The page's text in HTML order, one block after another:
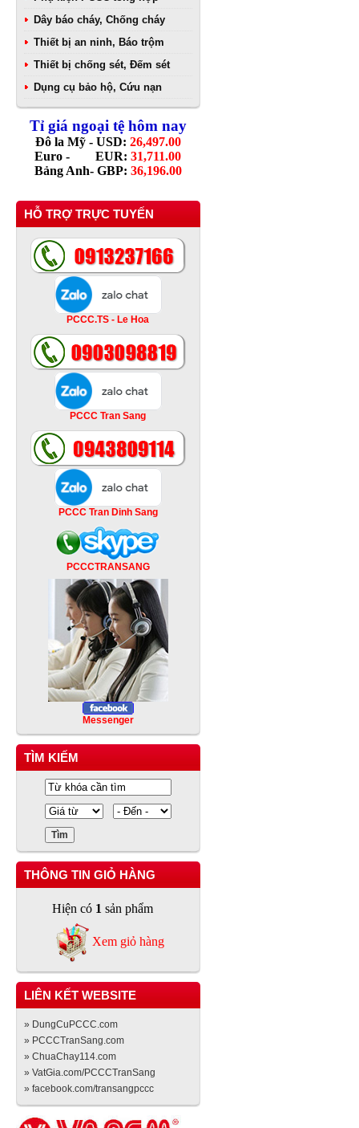
Dây báo cháy, Chống cháy
Thiết bị an ninh, Báo trộm
Thiết bị chống sét, Đếm sét
Dụng cụ bảo hộ, Cứu nạn
Tỉ giá ngoại tệ hôm nay
Đô la Mỹ - USD: 26,497.00
Euro - EUR: 31,711.00
Bảng Anh- GBP: 36,196.00
HỖ TRỢ TRỰC TUYẾN
PCCC.TS - Le Hoa
PCCC Tran Sang
PCCC Tran Dinh Sang
PCCCTRANSANG
Messenger
TÌM KIẾM
THÔNG TIN GIỎ HÀNG
Hiện có 1 sản phẩm
Xem giỏ hàng
LIÊN KẾT WEBSITE
» DungCuPCCC.com
» PCCCTranSang.com
» ChuaChay114.com
» VatGia.com/PCCCTranSang
» facebook.com/transangpccc